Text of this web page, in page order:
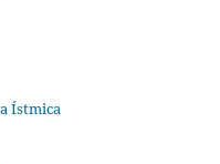
Ístmica